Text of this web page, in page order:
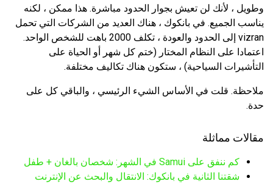
وطويل ، لأنك لن تعيش بجوار الحدود مباشرة. هذا ممكن ، لكنه
يناسب الجميع. في بانكوك ، هناك العديد من الشركات التي تحمل
vizran إلى الحدود والعودة ، تكلف 2000 باهت للشخص الواحد.
اعتمادا على النظام المختار (ختم كل شهر أو الحياة على
التأشيرات السياحية) ، ستكون هناك تكاليف مختلفة.
ملاحظة. قلت في الأساس الشيء الرئيسي ، والباقي كل على
حدة.
مقالات مماثلة
كم ننفق على Samui في الشهر: شخصان بالغان + طفل
شقتنا الثانية في بانكوك: الانتقال والبحث عن الإنترنت